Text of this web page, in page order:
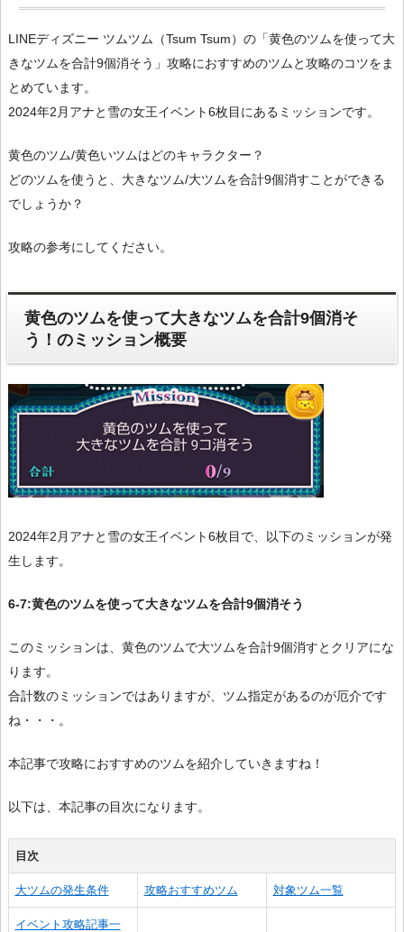
LINEディズニー ツムツム（Tsum Tsum）の「黄色のツムを使って大
きなツムを合計9個消そう」攻略におすすめのツムと攻略のコツをま
とめています。
2024年2月アナと雪の女王イベント6枚目にあるミッションです。
黄色のツム/黄色いツムはどのキャラクター？
どのツムを使うと、大きなツム/大ツムを合計9個消すことができる
でしょうか？
攻略の参考にしてください。
黄色のツムを使って大きなツムを合計9個消そ
う！のミッション概要
2024年2月アナと雪の女王イベント6枚目で、以下のミッションが発
生します。
6-7:黄色のツムを使って大きなツムを合計9個消そう
このミッションは、黄色のツムで大ツムを合計9個消すとクリアにな
ります。
合計数のミッションではありますが、ツム指定があるのが厄介です
ね・・・。
本記事で攻略におすすめのツムを紹介していきますね！
以下は、本記事の目次になります。
目次
大ツムの発生条件 攻略おすすめツム 対象ツム一覧
イベント攻略記事一